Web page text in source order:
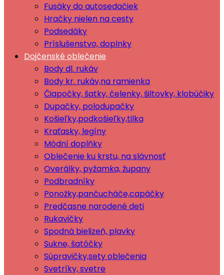
Fusáky do autosedačiek
Hračky nielen na cesty
Podsedáky
Príslušenstvo, doplnky
Dojčenské oblečenie
Body dl. rukáv
Body kr. rukáv,na ramienka
Čiapočky, šatky, čelenky, šiltovky, klobúčiky
Dupačky, polodupačky
Košieľky,podkošieľky,tilka
Kraťasky, legíny
Módní doplňky
Oblečenie ku krstu, na slávnosť
Overálky, pyžamka, župany
Podbradníky
Ponožky,pančucháče,capáčky
Predčasne narodené deti
Rukavičky
Spodná bielizeň, plavky
Sukne, šatôčky
Súpravičky,sety oblečenia
Svetríky, svetre